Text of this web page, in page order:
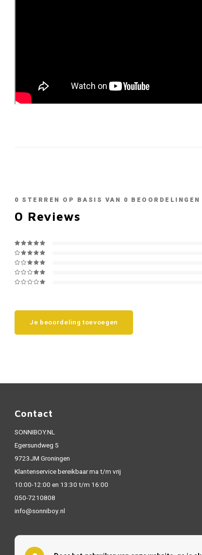
0 STERREN OP BASIS VAN 0 BEOORDELINGEN
0 Reviews
Je beoordeling toevoegen
Contact
SONNIBOY.NL
Egersundweg 5
9723JM Groningen
Klantenservice bereikbaar ma t/m vrij
10:00-12:00 en 13:30 t/m 16:00
050-7210808
info@sonniboy.nl